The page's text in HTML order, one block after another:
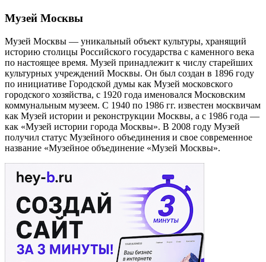
Музей Москвы
Музей Москвы — уникальный объект культуры, хранящий
историю столицы Российского государства с каменного века
по настоящее время. Музей принадлежит к числу старейших
культурных учреждений Москвы. Он был создан в 1896 году
по инициативе Городской думы как Музей московского
городского хозяйства, с 1920 года именовался Московским
коммунальным музеем. С 1940 по 1986 гг. известен москвичам
как Музей истории и реконструкции Москвы, а с 1986 года —
как «Музей истории города Москвы». В 2008 году Музей
получил статус Музейного объединения и свое современное
название «Музейное объединение «Музей Москвы».